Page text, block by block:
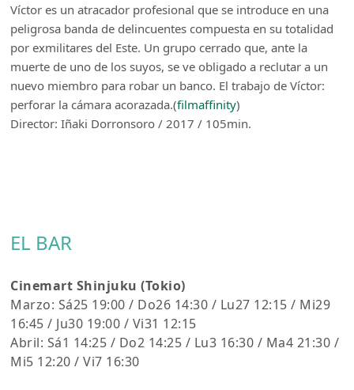
Víctor es un atracador profesional que se introduce en una
peligrosa banda de delincuentes compuesta en su totalidad
por exmilitares del Este. Un grupo cerrado que, ante la
muerte de uno de los suyos, se ve obligado a reclutar a un
nuevo miembro para robar un banco. El trabajo de Víctor:
perforar la cámara acorazada.(filmaffinity)
Director: Iñaki Dorronsoro / 2017 / 105min.
EL BAR
Cinemart Shinjuku (Tokio)
Marzo: Sá25 19:00 / Do26 14:30 / Lu27 12:15 / Mi29
16:45 / Ju30 19:00 / Vi31 12:15
Abril: Sá1 14:25 / Do2 14:25 / Lu3 16:30 / Ma4 21:30 /
Mi5 12:20 / Vi7 16:30